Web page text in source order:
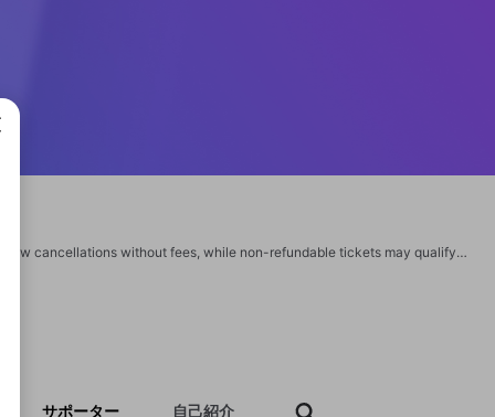
The Lufthansa cancellation policy, varies by fare type. Fully refundable tickets allow cancellations without fees, while non-refundable tickets may qualify for a refund if canceled within 24 hours of booking, provided the departure is at least seven days away. Cancellation fees apply based on ticket conditions, but taxes may be refunded. If Lufthansa cancels a flight, passengers are entitled to a full refund. For details, check fare conditions or contact Lufthansa customer service. https://www.airlineterminalsguide.com/blog/lufthansa-cancellation-policy/ https://www.airlineterminalsguide.com/blog/jfk-lost-and-found/
サポーター 自己紹介